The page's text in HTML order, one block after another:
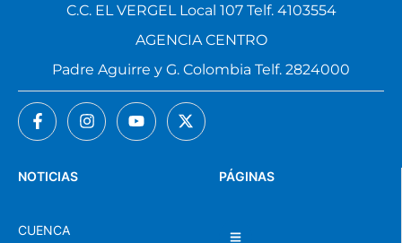
PÁGINAS
NOTICIAS
CUENCA
C.C. EL VERGEL Local 107 Telf. 4103554
AGENCIA CENTRO
Padre Aguirre y G. Colombia Telf. 2824000